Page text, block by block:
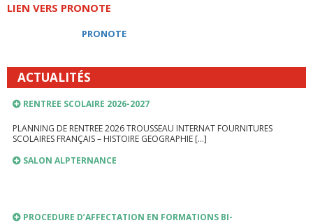
LIEN VERS PRONOTE
PRONOTE
ACTUALITÉS
PLANNING DE RENTREE 2026 TROUSSEAU INTERNAT FOURNITURES
SCOLAIRES FRANÇAIS – HISTOIRE GEOGRAPHIE […]
SALON ALPTERNANCE
PROCEDURE D’AFFECTATION EN FORMATIONS BI-
POLE SKI ALPINISME RENTREE 2026